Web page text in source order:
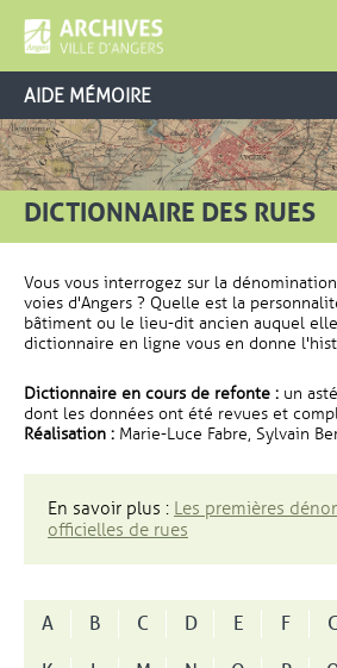
AIDE MÉMOIRE
DICTIONNAIRE DES RUES
Vous vous interrogez sur la
voies d'Angers ? Quelle est la
bâtiment ou le lieu-dit ancien auquel
dictionnaire en ligne vous en donne
Dictionnaire en cours de refonte : un
dont les données ont été revues et
Réalisation : Marie-Luce Fabre, Sylvain
En savoir plus : Les premières
officielles de rues
A B C D E F